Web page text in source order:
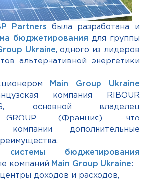
Partners была разработана и
бюджетирования для группы
Ukraine, одного из лидеров
альтернативной энергетики
Main Group Ukraine
компания RIBOUR
основной владелец
GROUP (Франция), что
компании дополнительные
системы бюджетирования
компаний Main Group Ukraine:
доходов и расходов,